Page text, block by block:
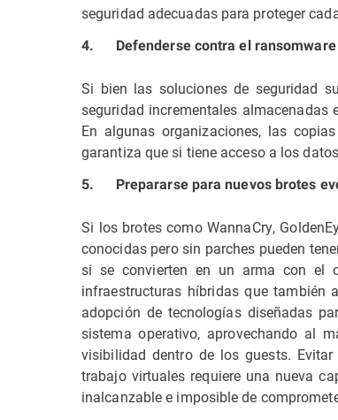
seguridad adecuadas para proteger
4. Defenderse contra el ransomware
Si bien las soluciones de seguridad
seguridad incrementales
En algunas organizaciones, las
garantiza que si tiene acceso a los
5. Prepararse para nuevos brotes
Si los brotes como WannaCry,
conocidas pero sin parches pueden
si se convierten en un arma con el
infraestructuras híbridas que también
adopción de tecnologías diseñadas
sistema operativo, aprovechando al
visibilidad dentro de los guests.
trabajo virtuales requiere una nueva
inalcanzable e imposible de